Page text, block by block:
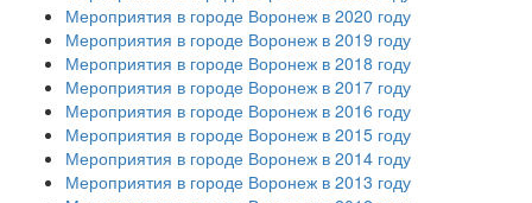
Мероприятия в городе Воронеж в 2020 году
Мероприятия в городе Воронеж в 2019 году
Мероприятия в городе Воронеж в 2018 году
Мероприятия в городе Воронеж в 2017 году
Мероприятия в городе Воронеж в 2016 году
Мероприятия в городе Воронеж в 2015 году
Мероприятия в городе Воронеж в 2014 году
Мероприятия в городе Воронеж в 2013 году